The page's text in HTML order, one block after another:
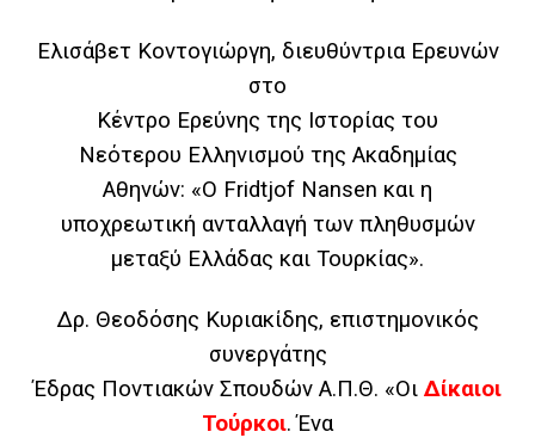
Ελισάβετ Κοντογιώργη, διευθύντρια Ερευνών
στο
Κέντρο Ερεύνης της Ιστορίας του
Νεότερου Ελληνισμού της Ακαδημίας
Αθηνών: «O Fridtjof Nansen και η
υποχρεωτική ανταλλαγή των πληθυσμών
μεταξύ Ελλάδας και Τουρκίας».
Δρ. Θεοδόσης Κυριακίδης, επιστημονικός
συνεργάτης
Έδρας Ποντιακών Σπουδών Α.Π.Θ. «Οι Δίκαιοι
Τούρκοι. Ένα